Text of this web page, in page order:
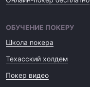
ОБУЧЕНИЕ ПОКЕРУ
Школа покера
Техасский холдем
Покер видео